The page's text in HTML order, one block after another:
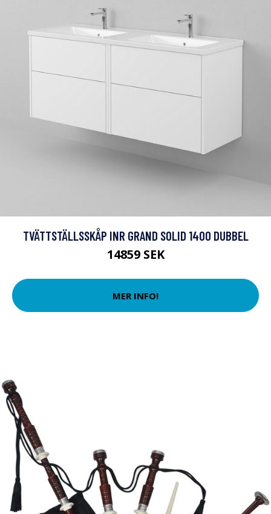
TVÄTTSTÄLLSSKÅP INR GRAND SOLID 1400 DUBBEL
14859 SEK
MER INFO!